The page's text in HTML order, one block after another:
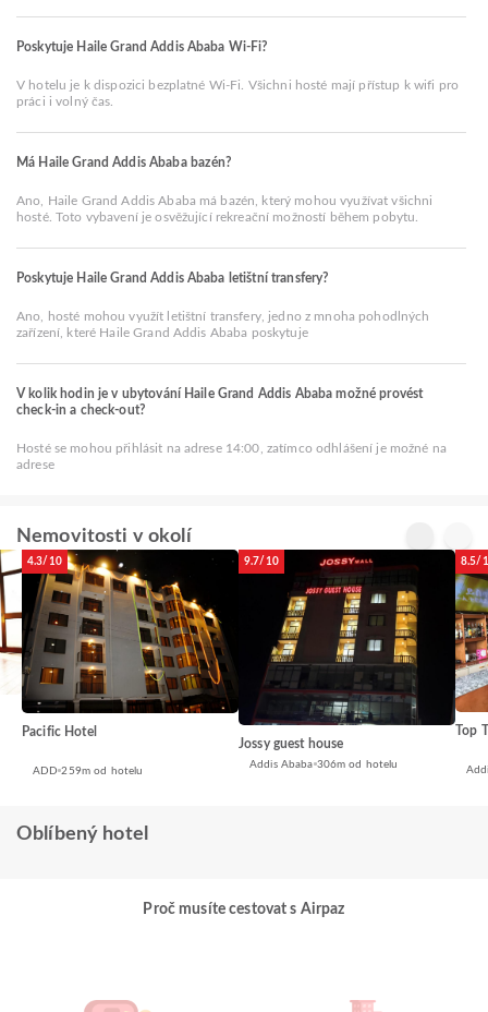
Poskytuje Haile Grand Addis Ababa Wi-Fi?
V hotelu je k dispozici bezplatné Wi-Fi. Všichni hosté mají přístup k wifi pro
práci i volný čas.
Má Haile Grand Addis Ababa bazén?
Ano, Haile Grand Addis Ababa má bazén, který mohou využívat všichni
hosté. Toto vybavení je osvěžující rekreační možností během pobytu.
Poskytuje Haile Grand Addis Ababa letištní transfery?
Ano, hosté mohou využít letištní transfery, jedno z mnoha pohodlných
zařízení, které Haile Grand Addis Ababa poskytuje
V kolik hodin je v ubytování Haile Grand Addis Ababa možné provést
check-in a check-out?
Hosté se mohou přihlásit na adrese 14:00, zatímco odhlášení je možné na
adrese
Nemovitosti v okolí
4.3/10
Pacific Hotel
ADD 259m od hotelu
9.7/10
Jossy guest house
Addis Ababa 306m od hotelu
8.5/
Top
Oblíbený hotel
Proč musíte cestovat s Airpaz